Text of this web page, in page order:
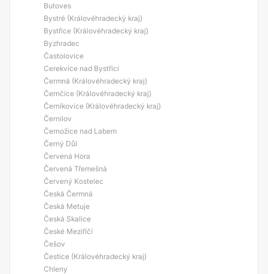
Butoves
Bystré (Královéhradecký kraj)
Bystřice (Královéhradecký kraj)
Byzhradec
Častolovice
Cerekvice nad Bystřicí
Čermná (Královéhradecký kraj)
Černčice (Královéhradecký kraj)
Černíkovice (Královéhradecký kraj)
Černilov
Černožice nad Labem
Černý Důl
Červená Hora
Červená Třemešná
Červený Kostelec
Česká Čermná
Česká Metuje
Česká Skalice
České Meziříčí
Češov
Čestice (Královéhradecký kraj)
Chleny